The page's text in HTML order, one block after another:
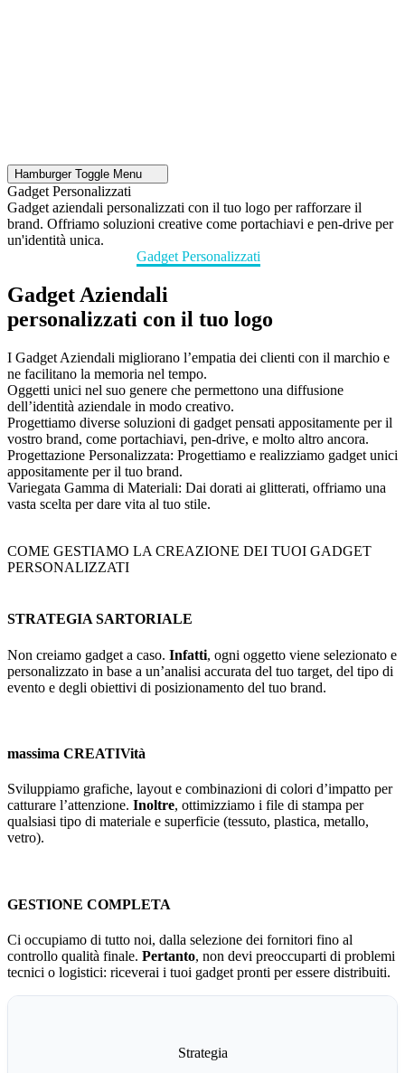
Hamburger Toggle Menu
Gadget Personalizzati
Gadget aziendali personalizzati con il tuo logo per rafforzare il
brand. Offriamo soluzioni creative come portachiavi e pen-drive per
un'identità unica.
Gadget Personalizzati
Gadget Aziendali
personalizzati con il tuo logo
I Gadget Aziendali migliorano l’empatia dei clienti con il marchio e
ne facilitano la memoria nel tempo.
Oggetti unici nel suo genere che permettono una diffusione
dell’identità aziendale in modo creativo.
Progettiamo diverse soluzioni di gadget pensati appositamente per il
vostro brand, come portachiavi, pen-drive, e molto altro ancora.
Progettazione Personalizzata: Progettiamo e realizziamo gadget unici
appositamente per il tuo brand.
Variegata Gamma di Materiali: Dai dorati ai glitterati, offriamo una
vasta scelta per dare vita al tuo stile.
COME GESTIAMO LA CREAZIONE DEI TUOI GADGET
PERSONALIZZATI
STRATEGIA SARTORIALE
Non creiamo gadget a caso. Infatti, ogni oggetto viene selezionato e
personalizzato in base a un’analisi accurata del tuo target, del tipo di
evento e degli obiettivi di posizionamento del tuo brand.
massima CREATIVità
Sviluppiamo grafiche, layout e combinazioni di colori d’impatto per
catturare l’attenzione. Inoltre, ottimizziamo i file di stampa per
qualsiasi tipo di materiale e superficie (tessuto, plastica, metallo,
vetro).
GESTIONE COMPLETA
Ci occupiamo di tutto noi, dalla selezione dei fornitori fino al
controllo qualità finale. Pertanto, non devi preoccuparti di problemi
tecnici o logistici: riceverai i tuoi gadget pronti per essere distribuiti.
Strategia